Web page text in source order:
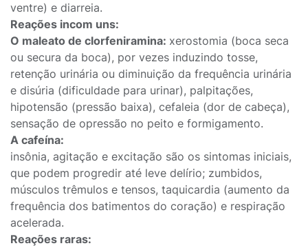
ventre) e diarreia.
Reações incom uns:
O maleato de clorfeniramina: xerostomia (boca seca
ou secura da boca), por vezes induzindo tosse,
retenção urinária ou diminuição da frequência urinária
e disúria (dificuldade para urinar), palpitações,
hipotensão (pressão baixa), cefaleia (dor de cabeça),
sensação de opressão no peito e formigamento.
A cafeína:
insônia, agitação e excitação são os sintomas iniciais,
que podem progredir até leve delírio; zumbidos,
músculos trêmulos e tensos, taquicardia (aumento da
frequência dos batimentos do coração) e respiração
acelerada.
Reações raras: